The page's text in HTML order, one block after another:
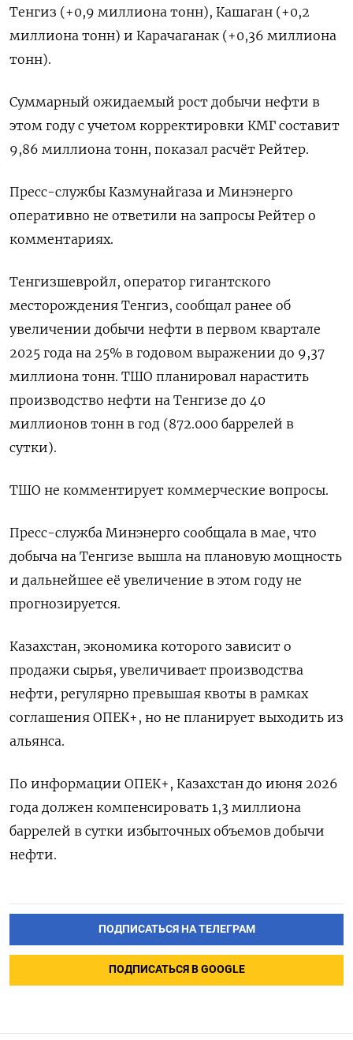
Тенгиз (+0,9 миллиона тонн), Кашаган (+0,2
миллиона тонн) и Карачаганак (+0,36 миллиона
тонн).
Суммарный ожидаемый рост добычи нефти в
этом году с учетом корректировки КМГ составит
9,86 миллиона тонн, показал расчёт Рейтер.
Пресс-службы Казмунайгаза и Минэнерго
оперативно не ответили на запросы Рейтер о
комментариях.
Тенгизшевройл, оператор гигантского
месторождения Тенгиз, сообщал ранее об
увеличении добычи нефти в первом квартале
2025 года на 25% в годовом выражении до 9,37
миллиона тонн. ТШО планировал нарастить
производство нефти на Тенгизе до 40
миллионов тонн в год (872.000 баррелей в
сутки).
ТШО не комментирует коммерческие вопросы.
Пресс-служба Минэнерго сообщала в мае, что
добыча на Тенгизе вышла на плановую мощность
и дальнейшее её увеличение в этом году не
прогнозируется.
Казахстан, экономика которого зависит о
продажи сырья, увеличивает производства
нефти, регулярно превышая квоты в рамках
соглашения ОПЕК+, но не планирует выходить из
альянса.
По информации ОПЕК+, Казахстан до июня 2026
года должен компенсировать 1,3 миллиона
баррелей в сутки избыточных объемов добычи
нефти.
ПОДПИСАТЬСЯ НА ТЕЛЕГРАМ
ПОДПИСАТЬСЯ В GOOGLE